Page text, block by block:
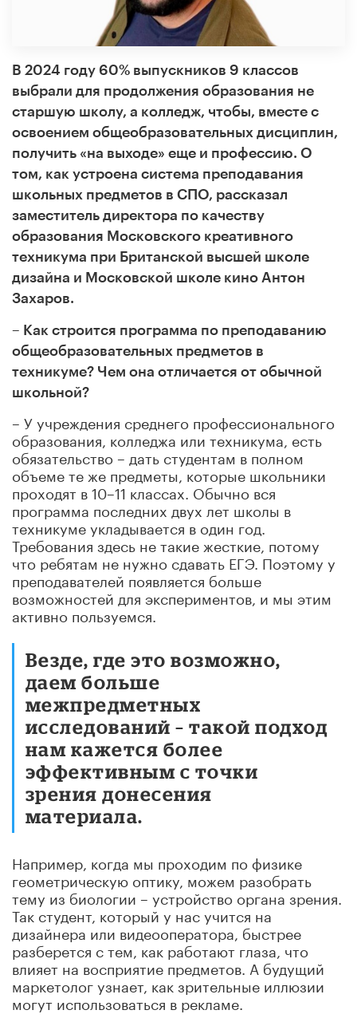
В 2024 году 60% выпускников 9 классов
выбрали для продолжения образования не
старшую школу, а колледж, чтобы, вместе с
освоением общеобразовательных дисциплин,
получить «на выходе» еще и профессию. О
том, как устроена система преподавания
школьных предметов в СПО, рассказал
заместитель директора по качеству
образования Московского креативного
техникума при Британской высшей школе
дизайна и Московской школе кино Антон
Захаров.
– Как строится программа по преподаванию
общеобразовательных предметов в
техникуме? Чем она отличается от обычной
школьной?
– У учреждения среднего профессионального
образования, колледжа или техникума, есть
обязательство – дать студентам в полном
объеме те же предметы, которые школьники
проходят в 10–11 классах. Обычно вся
программа последних двух лет школы в
техникуме укладывается в один год.
Требования здесь не такие жесткие, потому
что ребятам не нужно сдавать ЕГЭ. Поэтому у
преподавателей появляется больше
возможностей для экспериментов, и мы этим
активно пользуемся.
Везде, где это возможно,
даем больше
межпредметных
исследований – такой подход
нам кажется более
эффективным с точки
зрения донесения
материала.
Например, когда мы проходим по физике
геометрическую оптику, можем разобрать
тему из биологии – устройство органа зрения.
Так студент, который у нас учится на
дизайнера или видеооператора, быстрее
разберется с тем, как работают глаза, что
влияет на восприятие предметов. А будущий
маркетолог узнает, как зрительные иллюзии
могут использоваться в рекламе.